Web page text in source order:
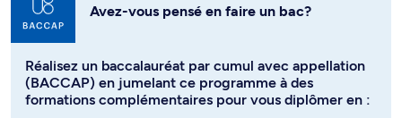
Avez-vous pensé en faire un bac?
Réalisez un baccalauréat par cumul avec appellation
(BACCAP) en jumelant ce programme à des
formations complémentaires pour vous diplômer en :